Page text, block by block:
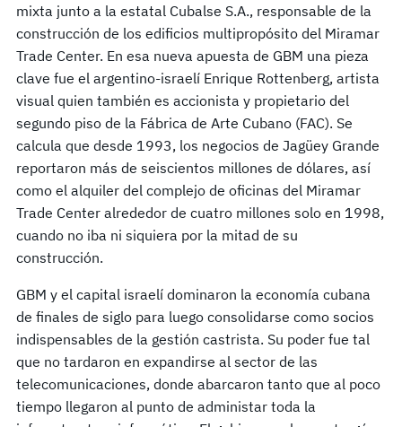
mixta junto a la estatal Cubalse S.A., responsable de la
construcción de los edificios multipropósito del Miramar
Trade Center. En esa nueva apuesta de GBM una pieza
clave fue el argentino-israelí Enrique Rottenberg, artista
visual quien también es accionista y propietario del
segundo piso de la Fábrica de Arte Cubano (FAC). Se
calcula que desde 1993, los negocios de Jagüey Grande
reportaron más de seiscientos millones de dólares, así
como el alquiler del complejo de oficinas del Miramar
Trade Center alrededor de cuatro millones solo en 1998,
cuando no iba ni siquiera por la mitad de su
construcción.
GBM y el capital israelí dominaron la economía cubana
de finales de siglo para luego consolidarse como socios
indispensables de la gestión castrista. Su poder fue tal
que no tardaron en expandirse al sector de las
telecomunicaciones, donde abarcaron tanto que al poco
tiempo llegaron al punto de administar toda la